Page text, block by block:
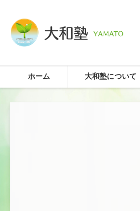
ホーム 大和塾について